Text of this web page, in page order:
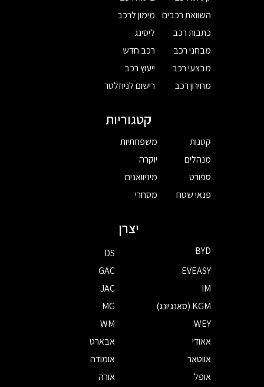
השוואת רכבים
כתבות רכב
מבחני רכב
מבצעי רכב
מחירון רכב
מימון לרכב
ליסינג
רכב חדש
ייעוץ רכב
רישום לניוזלטר
קטגוריות
קטנות
מנהלים
ספורט
פנאי שטח
משפחתיות
יוקרה
מיניוואנים
מסחרי
יצרן
BYD
DS
EVEASY
GAC
IM
JAC
KGM (סאנגיונג)
MG
WEY
WM
אאודי
אבארט
אווטאר
אומודה
אופל
אורה